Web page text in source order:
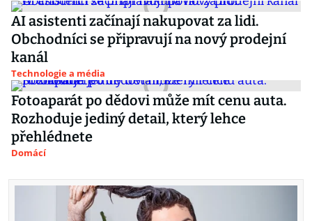
AI asistenti začínají nakupovat za lidi.
Obchodníci se připravují na nový prodejní
kanál
Technologie a média
Fotoaparát po dědovi může mít cenu auta.
Rozhoduje jediný detail, který lehce
přehlédnete
Domácí